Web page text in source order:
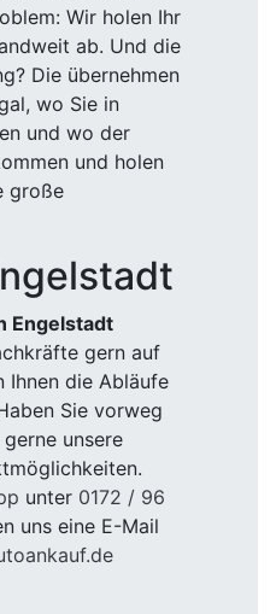
Wir holen Ihr
ab. Und die
Die übernehmen
wo Sie in
und wo der
und holen
große
Engelstadt
gern auf
Ihnen die Abläufe
Sie vorweg
unsere
unter 0172 / 96
uns eine E-Mail